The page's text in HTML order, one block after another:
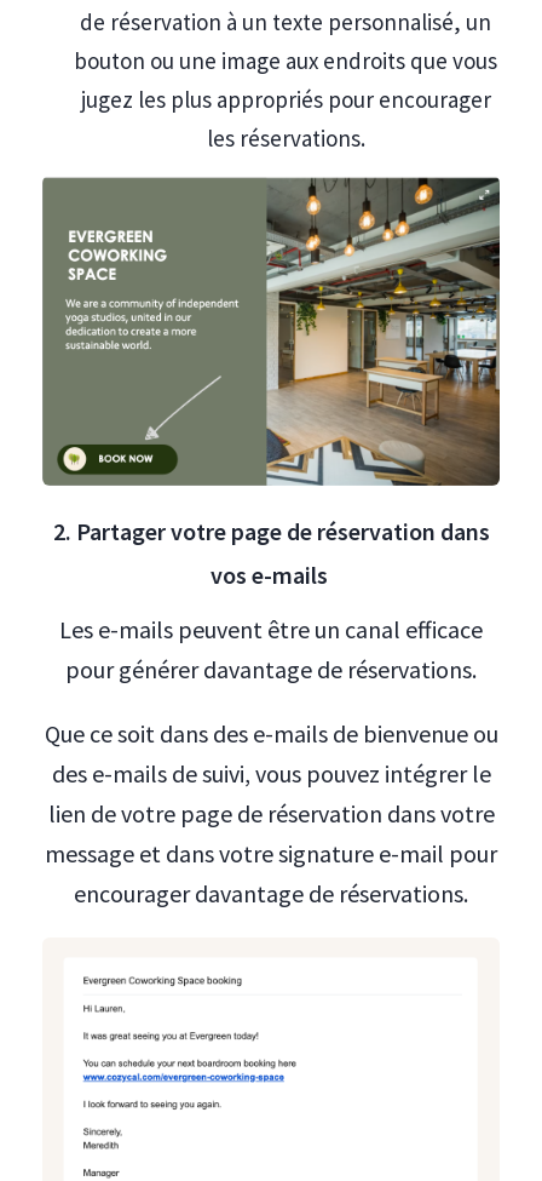
de réservation à un texte personnalisé, un
bouton ou une image aux endroits que vous
jugez les plus appropriés pour encourager
les réservations.
2. Partager votre page de réservation dans
vos e-mails
Les e-mails peuvent être un canal efficace
pour générer davantage de réservations.
Que ce soit dans des e-mails de bienvenue ou
des e-mails de suivi, vous pouvez intégrer le
lien de votre page de réservation dans votre
message et dans votre signature e-mail pour
encourager davantage de réservations.